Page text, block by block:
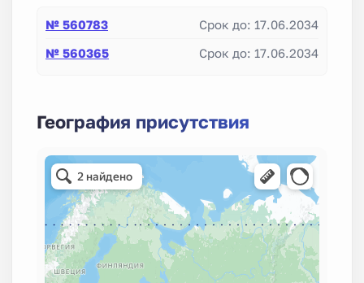
№ 560783
Срок до: 17.06.2034
№ 560365
Срок до: 17.06.2034
География присутствия